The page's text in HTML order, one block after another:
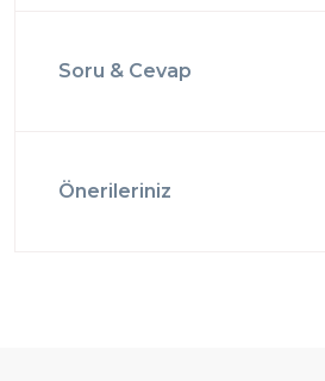
Soru & Cevap
Önerileriniz